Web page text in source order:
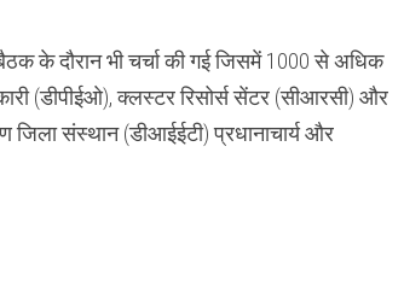
के दौरान भी चर्चा की गई जिसमें 1000 से अधिक
(डीपीईओ), क्लस्टर रिसोर्स सेंटर (सीआरसी) और
जिला संस्थान (डीआईईटी) प्रधानाचार्य और